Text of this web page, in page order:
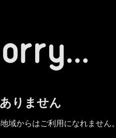
りません
域からはご利用になれません。